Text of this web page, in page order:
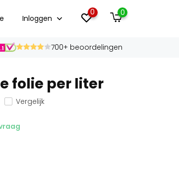
Inloggen
0 0
700+ beoordelingen
folie per liter
Vergelijk